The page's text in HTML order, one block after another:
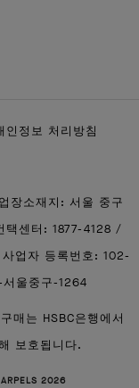
인정보 처리방침
장소재지: 서울 중구
택센터: 1877-4128 /
사업자 등록번호: 102-
울중구-1264
매는 HSBC은행에서
보호됩니다.
2026